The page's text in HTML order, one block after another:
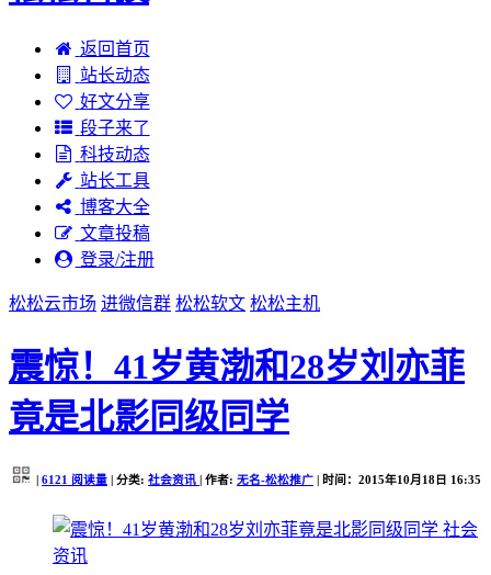
返回首页
站长动态
好文分享
段子来了
科技动态
站长工具
博客大全
文章投稿
登录/注册
松松云市场 进微信群 松松软文 松松主机
震惊！41岁黄渤和28岁刘亦菲
竟是北影同级同学
| 6121 阅读量 | 分类: 社会资讯 | 作者: 无名-松松推广 | 时间：2015年10月18日 16:35